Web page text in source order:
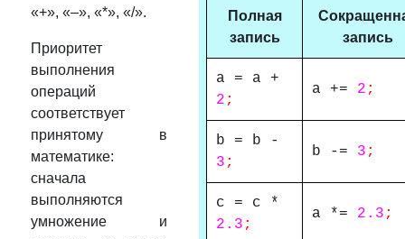
«+», «–», «*», «/».
Приоритет
выполнения
операций
соответствует
принятому в
математике:
сначала
выполняются
умножение и
Полная
запись
запись
a = a +
2 ;
a += 2 ;
b = b -
3 ;
b -= 3 ;
c = c *
2.3 ;
a *= 2. 3 ;